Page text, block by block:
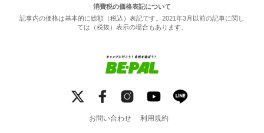
消費税の価格表記について
記事内の価格は基本的に総額（税込）表記です。2021年3月以前の記事に関し
ては（税抜）表示の場合もあります。
お問い合わせ 利用規約